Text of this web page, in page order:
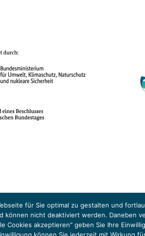
ENERGY EUROPE wird gefördert durch die
für Sie optimal zu gestalten und
können nicht deaktiviert werden. Daneben
Cookies akzeptieren" geben Sie Ihre